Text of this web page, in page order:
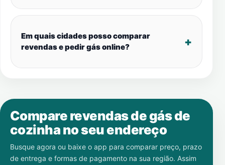
Em quais cidades posso comparar
revendas e pedir gás online?
Compare revendas de gás de
cozinha no seu endereço
Busque agora ou baixe o app para comparar preço, prazo
de entrega e formas de pagamento na sua região. Assim